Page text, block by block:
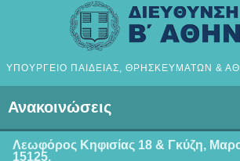
ΥΠΟΥΡΓΕΙΟ ΠΑΙΔΕΙΑΣ, ΘΡΗΣΚΕΥΜΑΤΩΝ &
Ανακοινώσεις
Λεωφόρος Κηφισίας 18 & Γκύζη,
15125.